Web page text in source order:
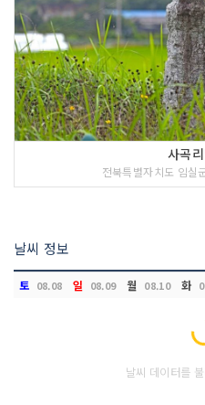
사곡
전북특별자치도 임실
날씨 정보
토 08.08 일 08.09 월 08.10 화
날씨 데이터를